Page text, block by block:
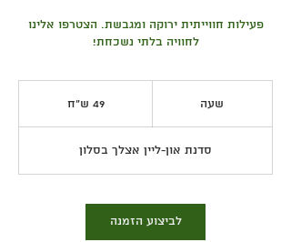
פעילות חווייתית ירוקה ומגבשת. הצטרפו אלינו
לחוויה בלתי נשכחת!
שעה 49 ש"ח
סדנת און-ליין אצלך בסלון
לביצוע הזמנה